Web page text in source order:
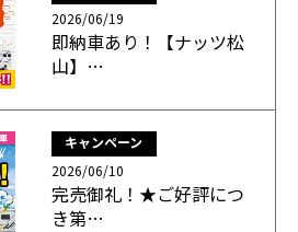
2026/06/19
即納車あり！【ナッツ松
山】…
キャンペーン
2026/06/10
完売御礼！★ご好評につ
き第…